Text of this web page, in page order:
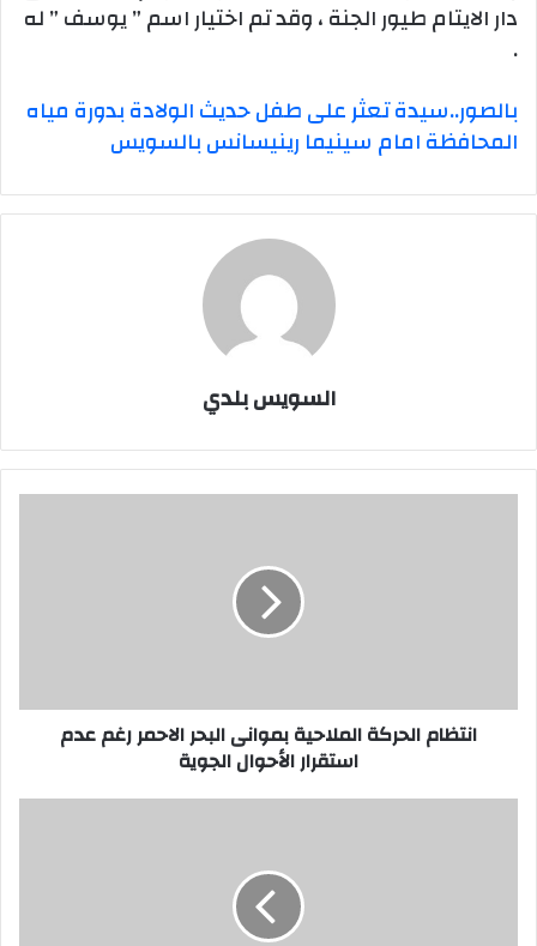
دار الايتام طيور الجنة ، وقد تم اختيار اسم ” يوسف ” له
.
بالصور..سيدة تعثر على طفل حديث الولادة بدورة مياه
المحافظة امام سينيما رينيسانس بالسويس
السويس بلدي
استقرار
الأحوالانتظام الحركة الملاحية بموانى البحر الاحمر رغم عدم
استقرار الأحوال الجوية